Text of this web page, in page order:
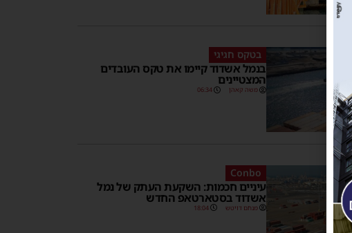
בטקס חגיגי
בנמל אשדוד קיימו את טקס העובדים
המצטיינים
משה קאהן 06:34
Conbo
עיניים חכמות: השקעת העתק של נמל
אשדוד בסטארטאפ החדש
מנחם דויטש 18:04